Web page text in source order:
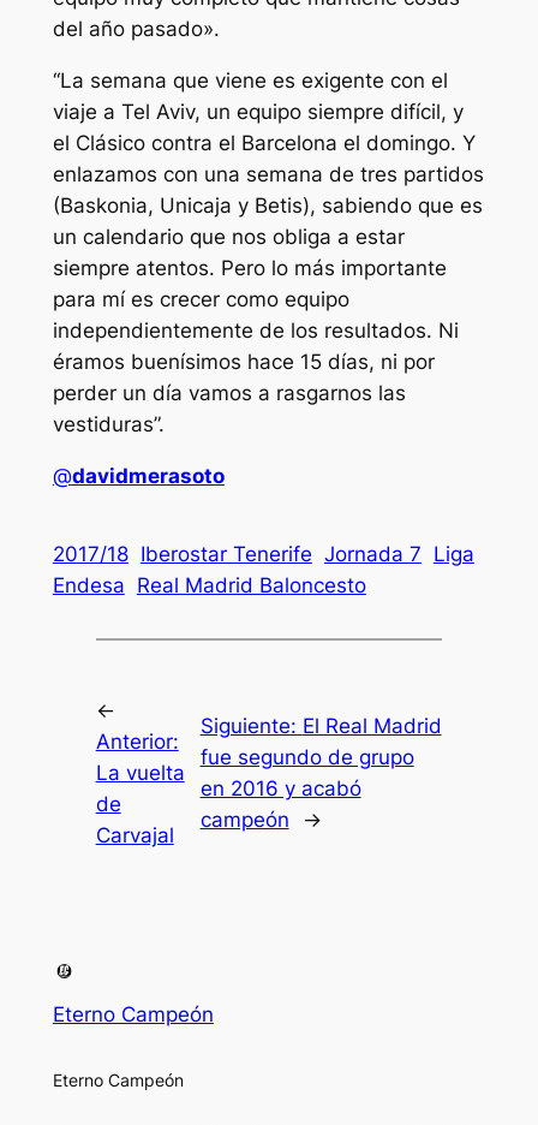
del año pasado».
“La semana que viene es exigente con el
viaje a Tel Aviv, un equipo siempre difícil, y
el Clásico contra el Barcelona el domingo. Y
enlazamos con una semana de tres partidos
(Baskonia, Unicaja y Betis), sabiendo que es
un calendario que nos obliga a estar
siempre atentos. Pero lo más importante
para mí es crecer como equipo
independientemente de los resultados. Ni
éramos buenísimos hace 15 días, ni por
perder un día vamos a rasgarnos las
vestiduras”.
@davidmerasoto
2017/18 Iberostar Tenerife Jornada 7 Liga
Endesa Real Madrid Baloncesto
←
Anterior:
La vuelta
de
Carvajal
Siguiente: El Real Madrid
fue segundo de grupo
en 2016 y acabó
campeón
→
Eterno Campeón
Eterno Campeón